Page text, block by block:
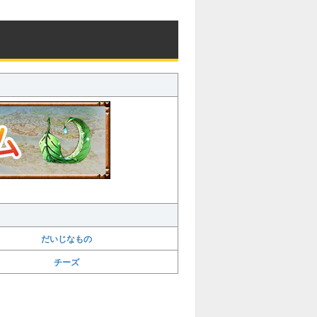
だいじなもの
チーズ